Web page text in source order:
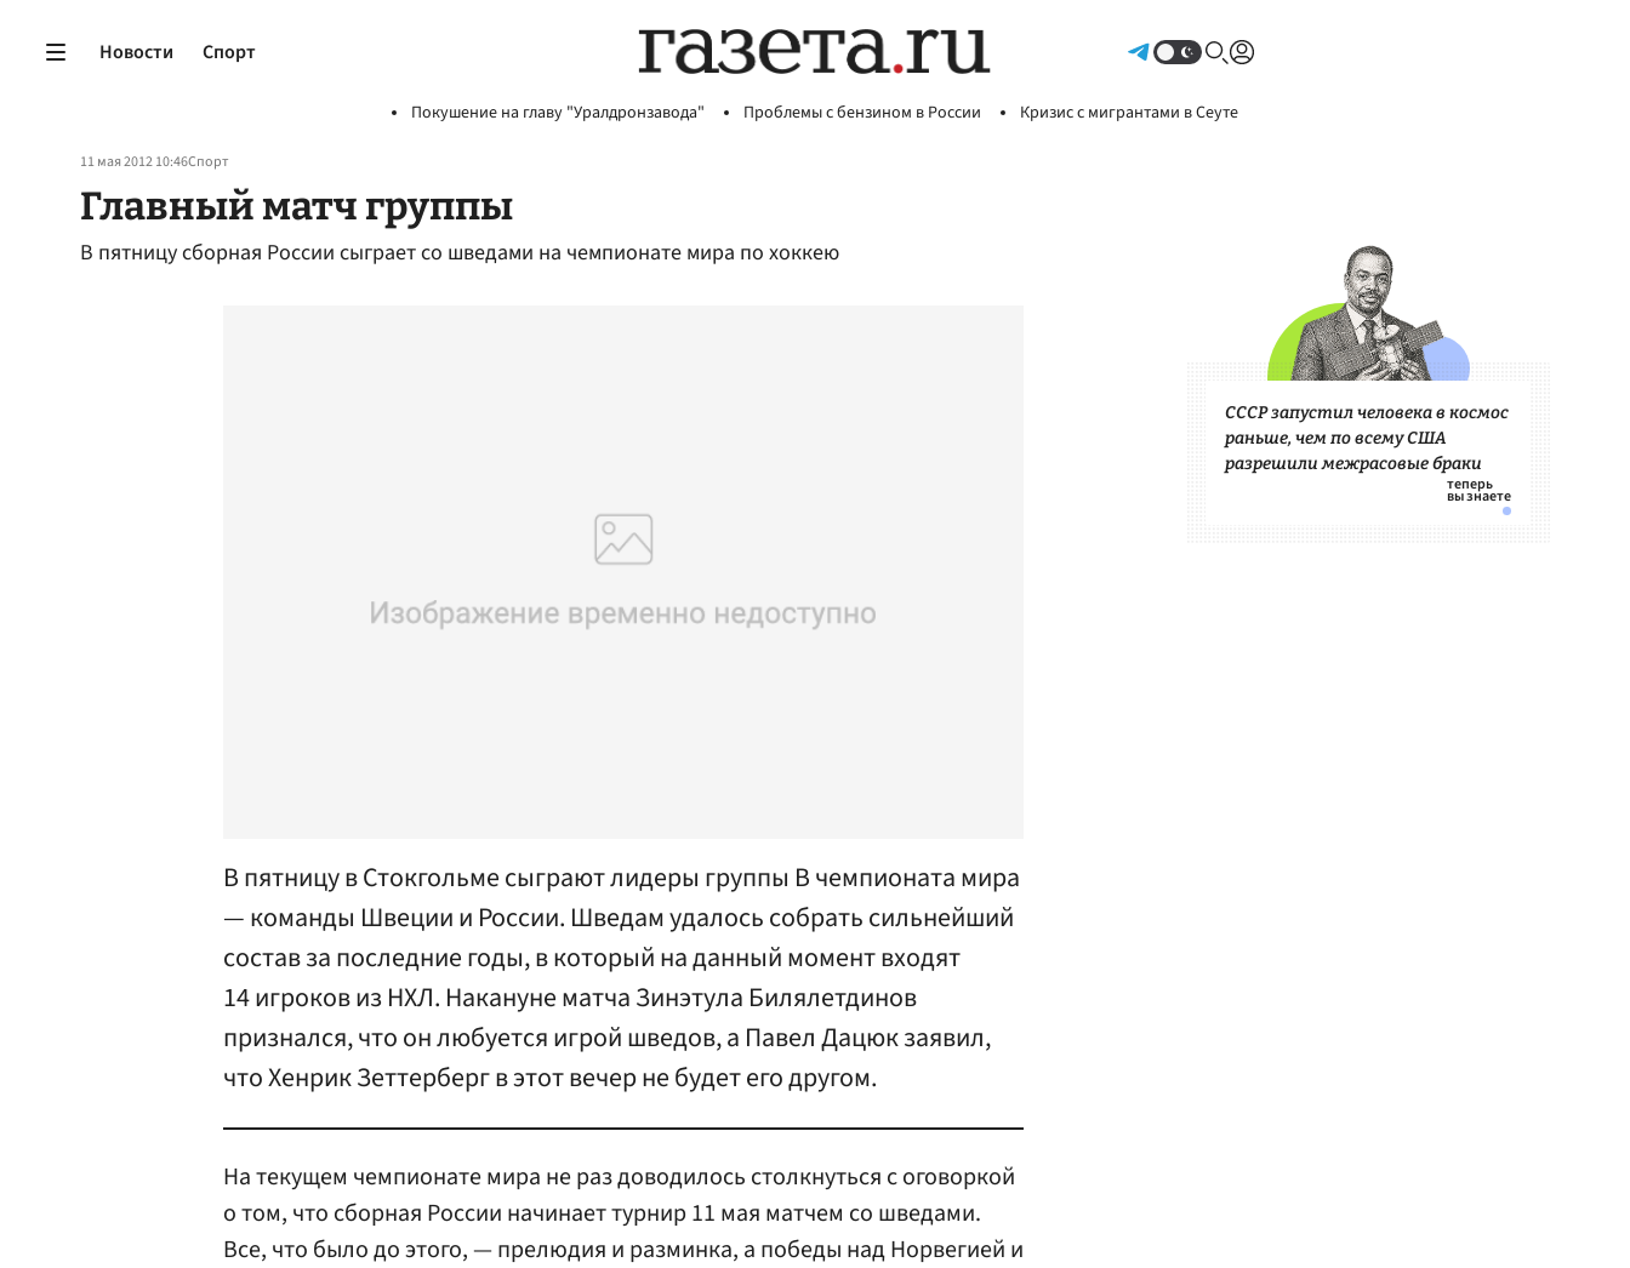
Новости Спорт
Покушение на главу "Уралдронзавода" Проблемы с бензином в России Кризис с мигрантами в Сеуте
11 мая 2012 10:46Спорт
Главный матч группы
В пятницу сборная России сыграет со шведами на чемпионате мира по хоккею
В пятницу в Стокгольме сыграют лидеры группы В чемпионата мира
— команды Швеции и России. Шведам удалось собрать сильнейший
состав за последние годы, в который на данный момент входят
14 игроков из НХЛ. Накануне матча Зинэтула Билялетдинов
признался, что он любуется игрой шведов, а Павел Дацюк заявил,
что Хенрик Зеттерберг в этот вечер не будет его другом.
На текущем чемпионате мира не раз доводилось столкнуться с оговоркой
о том, что сборная России начинает турнир 11 мая матчем со шведами.
Все, что было до этого, — прелюдия и разминка, а победы над Норвегией и
СССР запустил человека в космос
раньше, чем по всему США
разрешили межрасовые браки